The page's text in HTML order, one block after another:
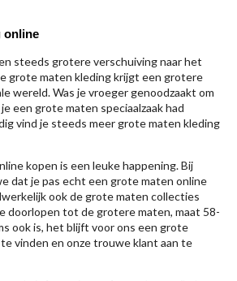
online
steeds grotere verschuiving naar het
grote maten kleding krijgt een grotere
wereld. Was je vroeger genoodzaakt om
een grote maten speciaalzaak had
vind je steeds meer grote maten kleding
kopen is een leuke happening. Bij
dat je pas echt een grote maten online
ook de grote maten collecties
doorlopen tot de grotere maten, maat 58-
ook is, het blijft voor ons een grote
vinden en onze trouwe klant aan te